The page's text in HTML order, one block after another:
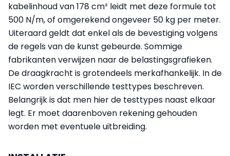
kabelinhoud van 178 cm² leidt met deze formule tot
500 N/m, of omgerekend ongeveer 50 kg per meter.
Uiteraard geldt dat enkel als de bevestiging volgens
de regels van de kunst gebeurde. Sommige
fabrikanten verwijzen naar de belastingsgrafieken.
De draagkracht is grotendeels merkafhankelijk. In de
IEC worden verschillende testtypes beschreven.
Belangrijk is dat men hier de testtypes naast elkaar
legt. Er moet daarenboven rekening gehouden
worden met eventuele uitbreiding.